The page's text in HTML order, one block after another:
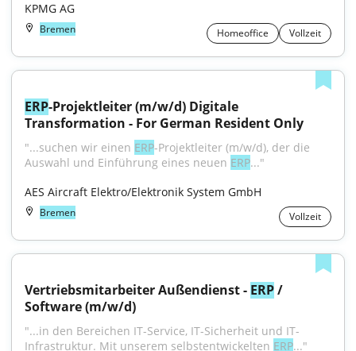
KPMG AG
Bremen Homeoffice Vollzeit
ERP-Projektleiter (m/w/d) Digitale
Transformation - For German Resident Only
"...suchen wir einen ERP-Projektleiter (m/w/d), der die
Auswahl und Einführung eines neuen ERP..."
AES Aircraft Elektro/Elektronik System GmbH
Bremen Vollzeit
Vertriebsmitarbeiter Außendienst - ERP /
Software (m/w/d)
"...in den Bereichen IT-Service, IT-Sicherheit und IT-
Infrastruktur. Mit unserem selbstentwickelten ERP..."